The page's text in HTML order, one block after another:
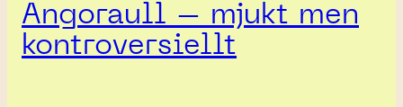
Angoraull – mjukt men
kontroversiellt